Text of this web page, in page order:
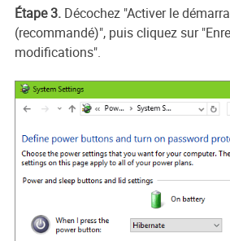
Étape 3. Décochez "Activer le
(recommandé)", puis cliquez sur
modifications".